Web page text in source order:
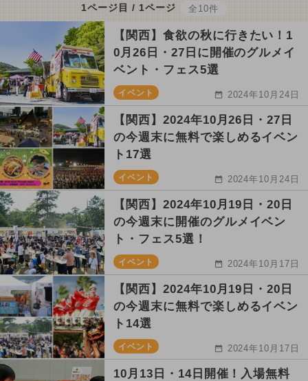
1ページ目 / 1ページ 全10件
【関西】食欲の秋に行きたい！1
0月26日・27日に開催のグルメイ
ベント・フェス5選
イベント 2024年10月24日
【関西】2024年10月26日・27日
の今週末に無料で楽しめるイベン
ト17選
イベント 2024年10月24日
【関西】2024年10月19日・20日
の今週末に開催のグルメイベン
ト・フェス5選！
イベント 2024年10月17日
【関西】2024年10月19日・20日
の今週末に無料で楽しめるイベン
ト14選
イベント 2024年10月17日
10月13日・14日開催！入場無料